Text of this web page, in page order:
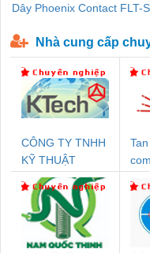
Dây Phoenix Contact FLT-
Nhà cung cấp
CÔNG TY TNHH
KỸ THUẬT
KTECH VIỆT
NAM